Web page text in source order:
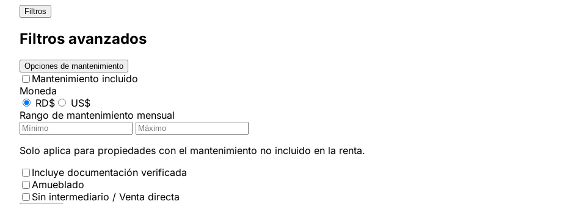
Filtros
Filtros avanzados
Opciones de mantenimiento
Mantenimiento incluido
Moneda
RD$
US$
Rango de mantenimiento mensual
Solo aplica para propiedades con el mantenimiento no incluido en la renta.
Incluye documentación verificada
Amueblado
Sin intermediario / Venta directa